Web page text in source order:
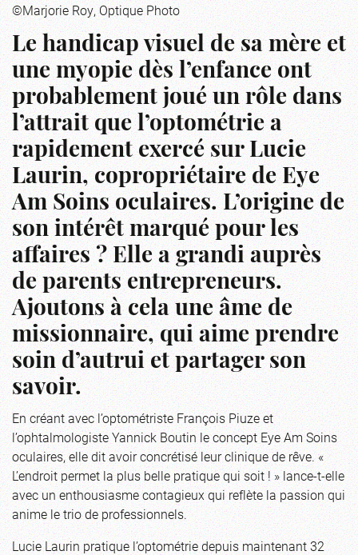
©Marjorie Roy, Optique Photo
Le handicap visuel de sa mère et
une myopie dès l’enfance ont
probablement joué un rôle dans
l’attrait que l’optométrie a
rapidement exercé sur Lucie
Laurin, copropriétaire de Eye
Am Soins oculaires. L’origine de
son intérêt marqué pour les
affaires ? Elle a grandi auprès
de parents entrepreneurs.
Ajoutons à cela une âme de
missionnaire, qui aime prendre
soin d’autrui et partager son
savoir.
En créant avec l’optométriste François Piuze et
l’ophtalmologiste Yannick Boutin le concept Eye Am Soins
oculaires, elle dit avoir concrétisé leur clinique de rêve. «
L’endroit permet la plus belle pratique qui soit ! » lance-t-elle
avec un enthousiasme contagieux qui reflète la passion qui
anime le trio de professionnels.
Lucie Laurin pratique l’optométrie depuis maintenant 32